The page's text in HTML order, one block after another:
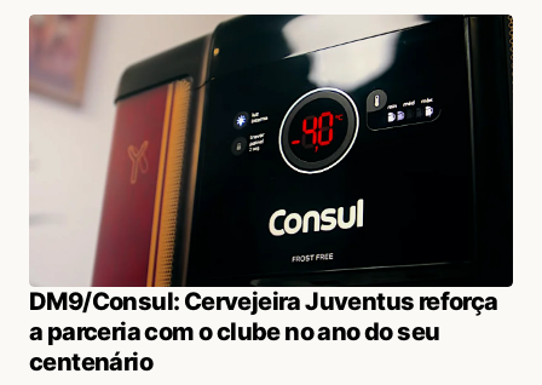
DM9/Consul: Cervejeira Juventus reforça
a parceria com o clube no ano do seu
centenário